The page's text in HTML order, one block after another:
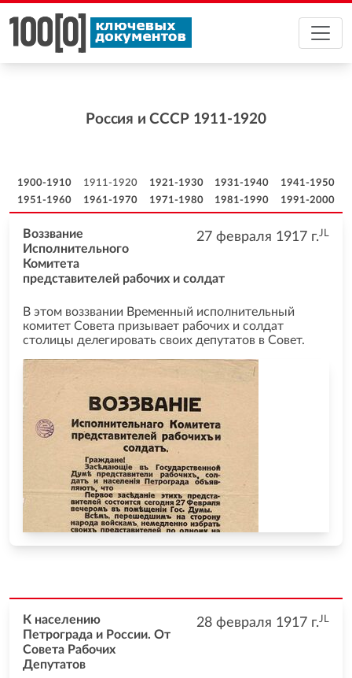
Россия и CCCР 1911-1920
1900-1910 1911-1920 1921-1930 1931-1940
1941-1950
1951-1960
1961-1970 1971-1980 1981-1990 1991-2000
27 февраля 1917 г.JL
Воззвание
Исполнительного
Комитета
представителей рабочих и солдат
В этом воззвании Временный исполнительный
комитет Совета призывает рабочих и солдат
столицы делегировать своих депутатов в Совет.
28 февраля 1917 г.JL
К населению
Петрограда и России. От
Совета Рабочих
Депутатов